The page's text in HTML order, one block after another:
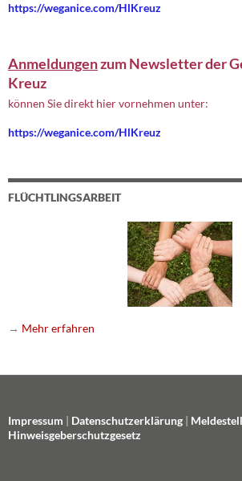
https://weganice.com/HlKreuz
Anmeldungenzum Newsletter der
Kreuz
können Sie direkt hier vornehmen unter:
https://weganice.com/HlKreuz
FLÜCHTLINGSARBEIT
→ Mehr erfahren
Impressum | Datenschutzerklärung |
Hinweisgeberschutzgesetz